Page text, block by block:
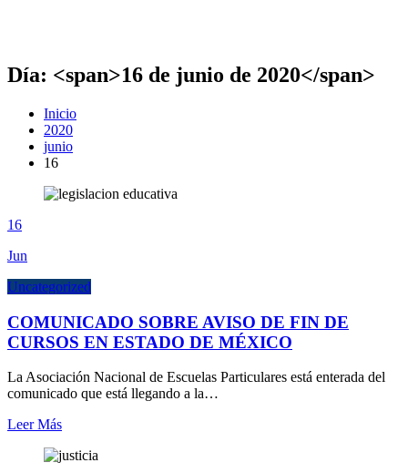
Día: <span>16 de junio de 2020</span>
Inicio
2020
junio
16
16
Jun
Uncategorized
COMUNICADO SOBRE AVISO DE FIN DE
CURSOS EN ESTADO DE MÉXICO
La Asociación Nacional de Escuelas Particulares está enterada del
comunicado que está llegando a la…
Leer Más